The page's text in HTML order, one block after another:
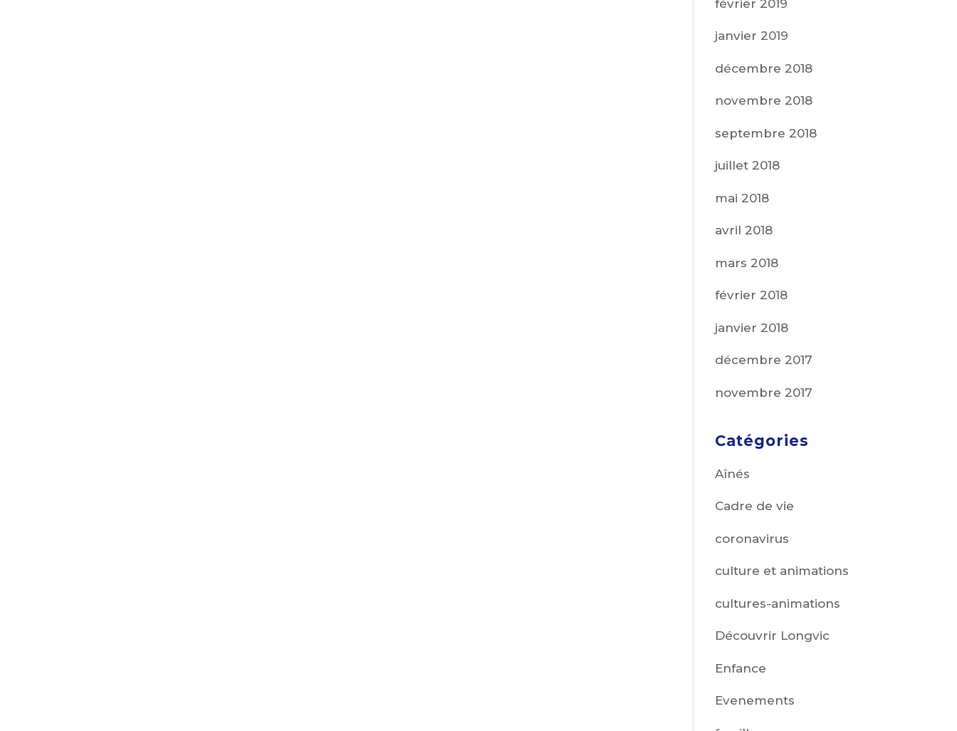
février 2019
janvier 2019
décembre 2018
novembre 2018
septembre 2018
juillet 2018
mai 2018
avril 2018
mars 2018
février 2018
janvier 2018
décembre 2017
novembre 2017
Catégories
Aînés
Cadre de vie
coronavirus
culture et animations
cultures-animations
Découvrir Longvic
Enfance
Evenements